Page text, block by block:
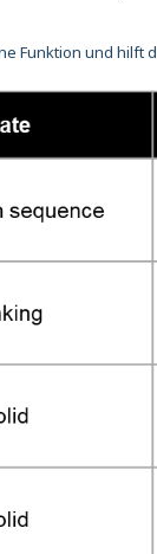
Funktion und hilft